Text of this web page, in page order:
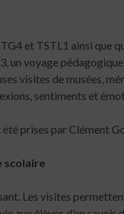
et TSTL1 ainsi que
un voyage
visites de musées,
sentiments et
prises par Clément
scolaire
Les visites